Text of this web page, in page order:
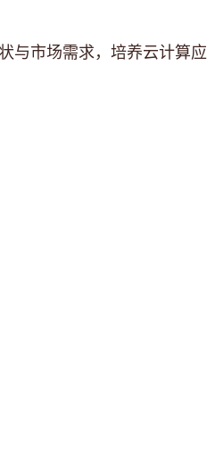
与市场需求，培养云计算应